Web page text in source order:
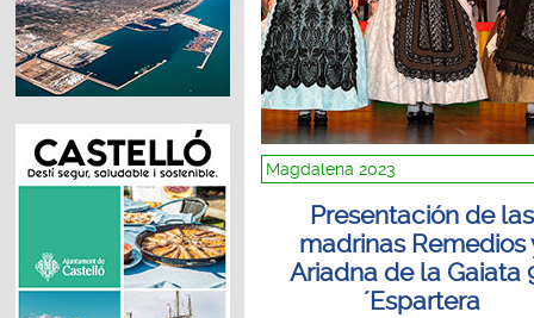
Magdalena 2023
Presentación de las
madrinas Remedios
Ariadna de la Gaiata
´Espartera